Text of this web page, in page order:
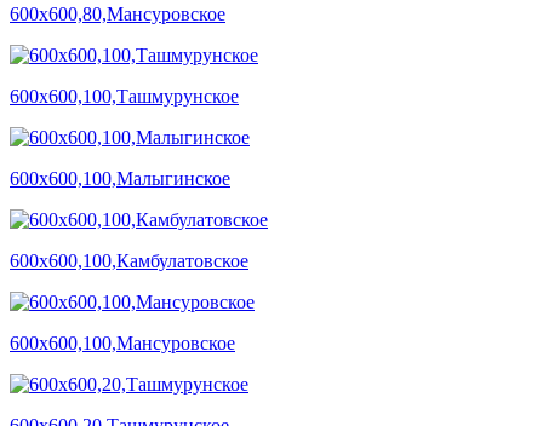
600х600,80,Мансуровское
600х600,100,Ташмурунское
600х600,100,Малыгинское
600х600,100,Камбулатовское
600х600,100,Мансуровское